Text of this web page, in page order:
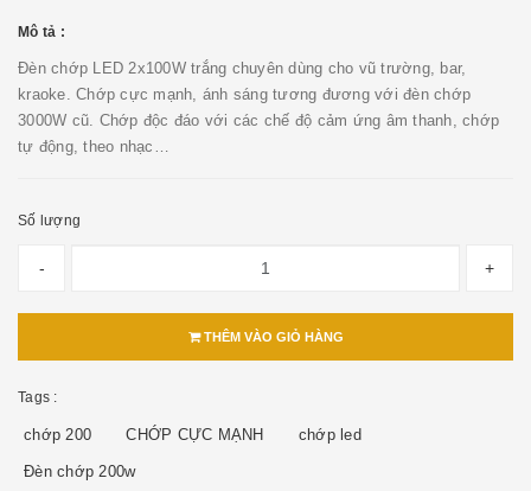
Mô tả :
Đèn chớp LED 2x100W trắng chuyên dùng cho vũ trường, bar,
kraoke. Chớp cực mạnh, ánh sáng tương đương với đèn chớp
3000W cũ. Chớp độc đáo với các chế độ cảm ứng âm thanh, chớp
tự động, theo nhạc…
Số lượng
- +
THÊM VÀO GIỎ HÀNG
Tags :
chớp 200 CHỚP CỰC MẠNH chớp led
Đèn chớp 200w